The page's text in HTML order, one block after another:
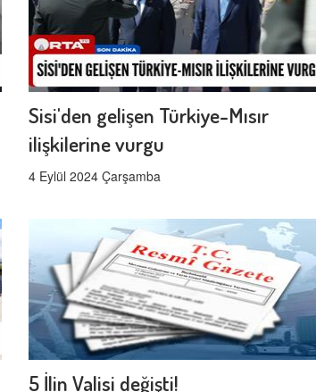
Sisi'den gelişen Türkiye-Mısır
ilişkilerine vurgu
4 Eylül 2024 Çarşamba
5 İlin Valisi değişti!